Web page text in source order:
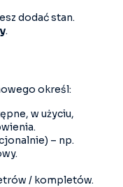
dodać stan.
.
określ:
w użyciu,
– np.
/ kompletów.